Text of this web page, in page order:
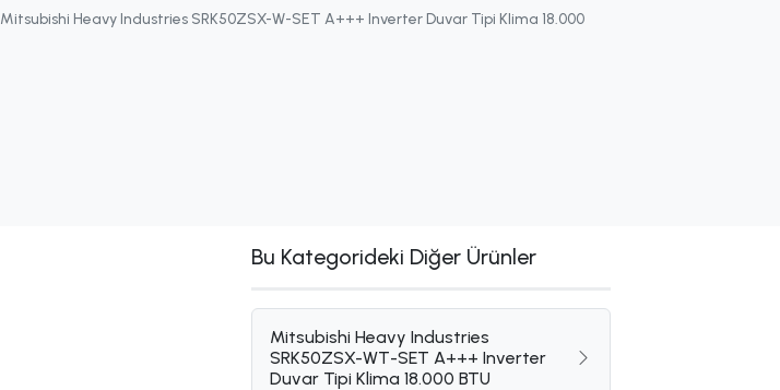
Mitsubishi Heavy Industries SRK50ZSX-W-SET A+++ Inverter Duvar Tipi Klima 18.000 BTU
Bu Kategorideki Diğer Ürünler
Mitsubishi Heavy Industries
SRK50ZSX-WT-SET A+++ Inverter
Duvar Tipi Klima 18.000 BTU